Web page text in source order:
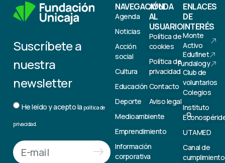
Suscríbete a
nuestra
newsletter
He leído y acepto la política de
privacidad.
NAVEGACIÓN
Agenda
Noticias
Acción
social
Cultura
Educación
Deporte
Medioambiente
Emprendimiento
Información
corporativa
AYUDA
AL
USUARIO
Política de
cookies
Política de
privacidad
Contacto
Aviso legal
ENLACES
DE
INTERÉS
Monte
Activo
Edufinet
Fundalogy
Club de
voluntarios
Colegios
Instituto
UTAMED
Canal de
cumplimiento